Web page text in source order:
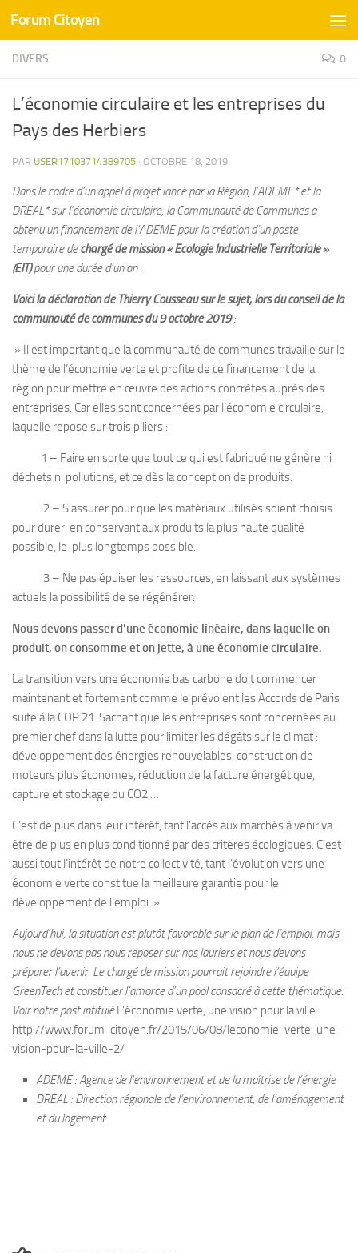
Skip to content
Forum Citoyen
DIVERS 0
L’économie circulaire et les entreprises du
Pays des Herbiers
PAR USER17103714389705 · OCTOBRE 18, 2019
Dans le cadre d’un appel à projet lancé par la Région, l’ADEME* et la
DREAL* sur l’économie circulaire, la Communauté de Communes a
obtenu un financement de l’ADEME pour la création d’un poste
temporaire dechargé de mission « Ecologie Industrielle Territoriale »
(EIT)pour une durée d’un an.
Voici la déclaration de Thierry Cousseau sur le sujet, lors du conseil de la
communauté de communes du 9 octobre 2019:
» Il est important que la communauté de communes travaille sur le
thème de l’économie verte et profite de ce financement de la
région pour mettre en œuvre des actions concrètes auprès des
entreprises. Car elles sont concernées par l’économie circulaire,
laquelle repose sur trois piliers :
1 – Faire en sorte que tout ce qui est fabriqué ne génère ni
déchets ni pollutions, et ce dès la conception de produits.
2 – S’assurer pour que les matériaux utilisés soient choisis
pour durer, en conservant aux produits la plus haute qualité
possible, le plus longtemps possible.
3 – Ne pas épuiser les ressources, en laissant aux systèmes
actuels la possibilité de se régénérer.
Nous devons passer d’une économie linéaire, dans laquelle on
produit, on consomme et on jette, à une économie circulaire.
La transition vers une économie bas carbone doit commencer
maintenant et fortement comme le prévoient les Accords de Paris
suite à la COP 21. Sachant que les entreprises sont concernées au
premier chef dans la lutte pour limiter les dégâts sur le climat :
développement des énergies renouvelables, construction de
moteurs plus économes, réduction de la facture énergétique,
capture et stockage du CO2 …
C’est de plus dans leur intérêt, tant l’accès aux marchés à venir va
être de plus en plus conditionné par des critères écologiques. C’est
aussi tout l’intérêt de notre collectivité, tant l’évolution vers une
économie verte constitue la meilleure garantie pour le
développement de l’emploi. »
Aujourd’hui, la situation est plutôt favorable sur le plan de l’emploi, mais
nous ne devons pas nous reposer sur nos lauriers et nous devons
préparer l’avenir. Le chargé de mission pourrait rejoindre l’équipe
GreenTech et constituer l’amorce d’un pool consacré à cette thématique.
Voir notre post intituléL’économie verte, une vision pour la ville :
http://www.forum-citoyen.fr/2015/06/08/leconomie-verte-une-
vision-pour-la-ville-2/
ADEME : Agence de l’environnement et de la maîtrise de l’énergie
DREAL : Direction régionale de l’environnement, de l’aménagement
et du logement